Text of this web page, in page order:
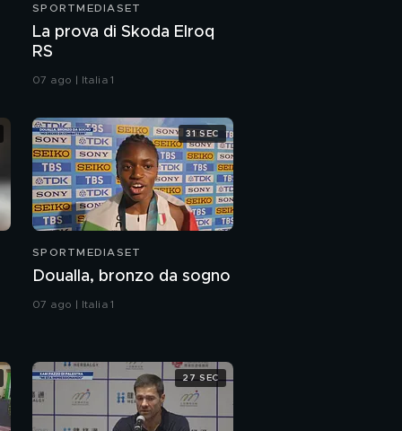
SPORTMEDIASET
La prova di Skoda Elroq
RS
07 ago | Italia 1
SPORTMEDIASET
Doualla, bronzo da sogno
07 ago | Italia 1
31 SEC
27 SEC